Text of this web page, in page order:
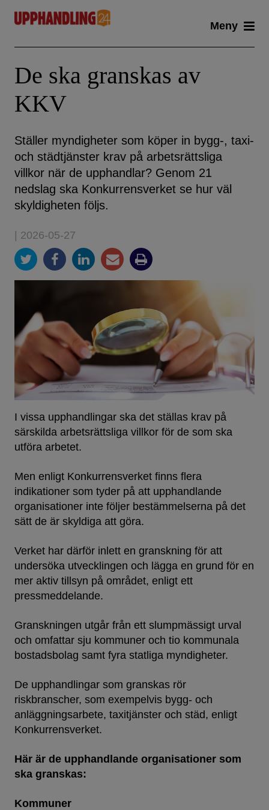
content
Meny
De ska granskas av
KKV
Ställer myndigheter som köper in bygg-, taxi-
och städtjänster krav på arbetsrättsliga
villkor när de upphandlar? Genom 21
nedslag ska Konkurrensverket se hur väl
skyldigheten följs.
| 2026-05-27
I vissa upphandlingar ska det ställas krav på
särskilda arbetsrättsliga villkor för de som ska
utföra arbetet.
Men enligt Konkurrensverket finns flera
indikationer som tyder på att upphandlande
organisationer inte följer bestämmelserna på det
sätt de är skyldiga att göra.
Verket har därför inlett en granskning för att
undersöka utvecklingen och lägga en grund för en
mer aktiv tillsyn på området, enligt ett
pressmeddelande.
Granskningen utgår från ett slumpmässigt urval
och omfattar sju kommuner och tio kommunala
bostadsbolag samt fyra statliga myndigheter.
De upphandlingar som granskas rör
riskbranscher, som exempelvis bygg- och
anläggningsarbete, taxitjänster och städ, enligt
Konkurrensverket.
Här är de upphandlande organisationer som
ska granskas:
Kommuner